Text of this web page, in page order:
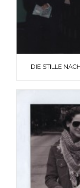
DIE STILLE